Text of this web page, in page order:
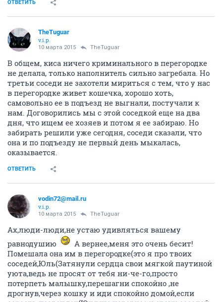
сходила туда.
ОТВЕТИТЬ
TheTuguar
09 марта 2015 TheTuguar
Вот она, наша бедолажка. Надеюсь на чудо - может,
кто-нибудь предложит нам бесплатную передержку?
Никак не могу из долгов за предыдущих-то
подопечных выбраться, и вот снова...
ОТВЕТИТЬ
TheTuguar
v.i.p.
10 марта 2015 TheTuguar